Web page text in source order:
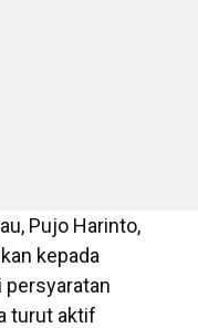
Pujo Harinto,
kepada
persyaratan
turut aktif